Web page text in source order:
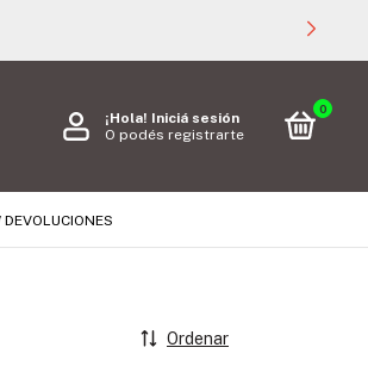
¡Hola! Iniciá sesión
O podés registrarte
0
Ordenar